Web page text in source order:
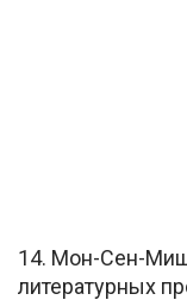
14. Мон-Сен-
литературных